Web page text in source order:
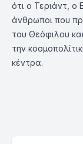
ότι ο Τεριάντ, ο
άνθρωποι που
του Θεόφιλου
την
κέντρα.